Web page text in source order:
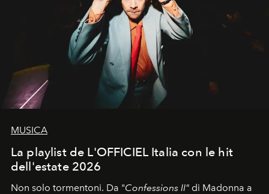
MUSICA
La playlist de L'OFFICIEL Italia con le hit
dell'estate 2026
Non solo tormentoni. Da "Confessions II" di Madonna a